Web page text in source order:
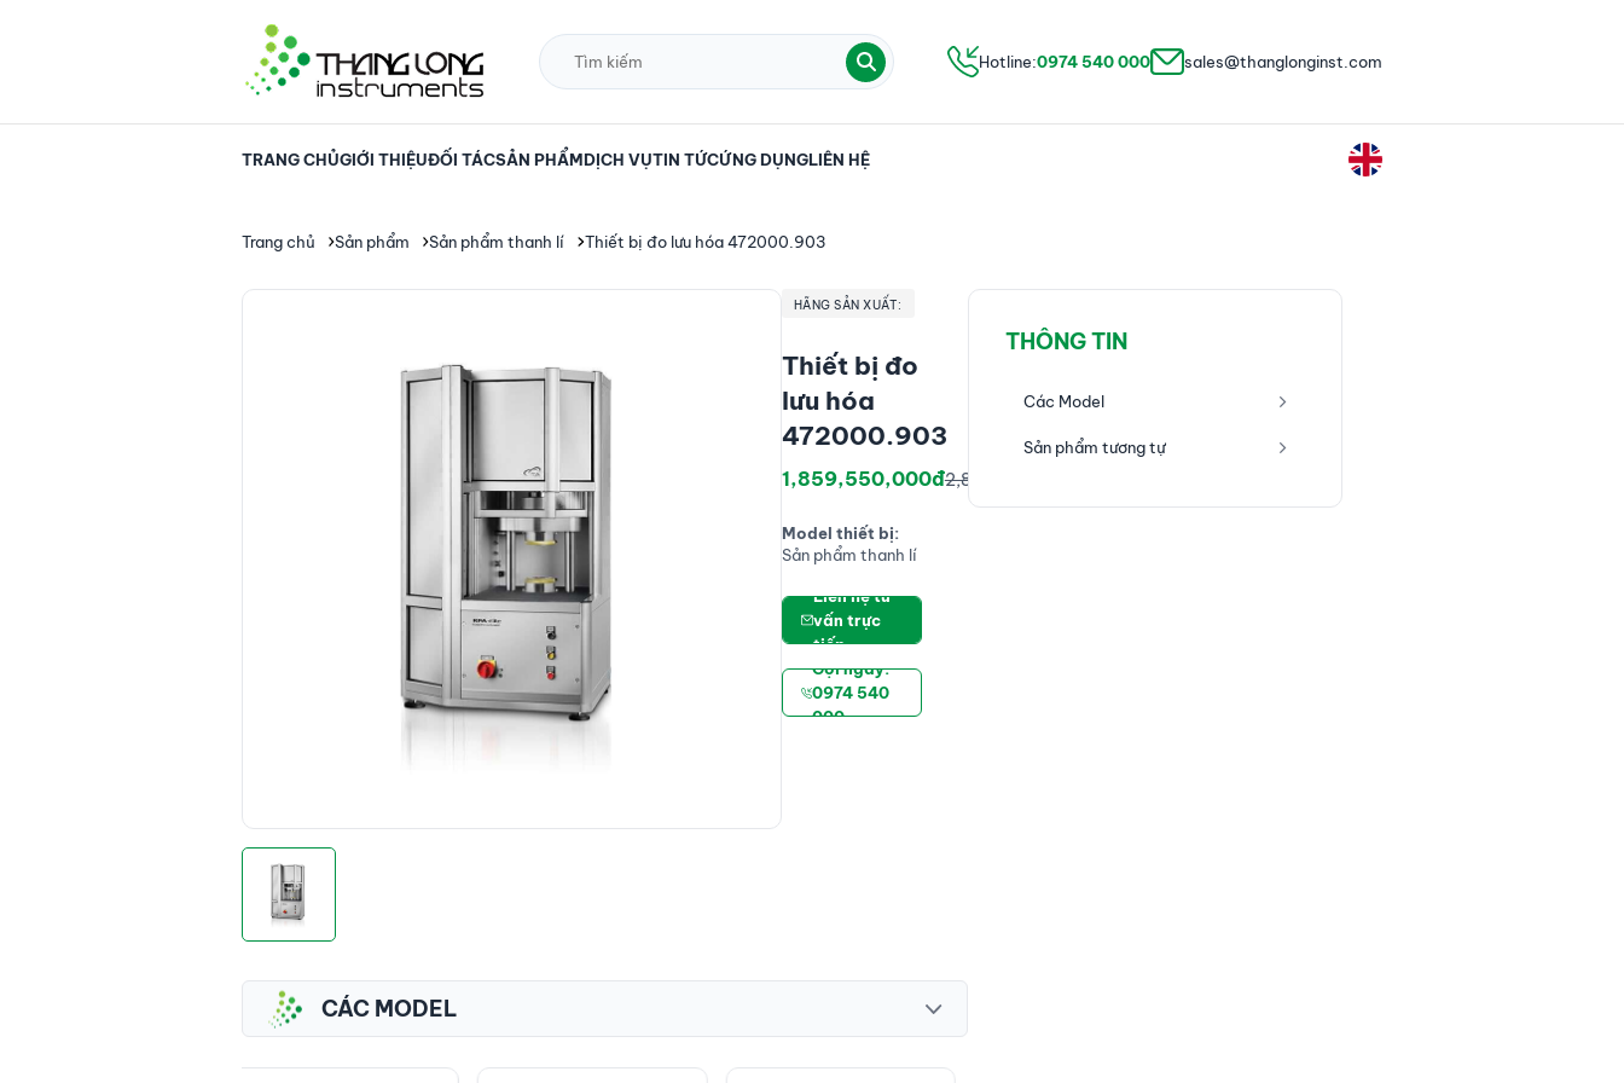
Hotline:0974 540 000 sales@thanglonginst.com
TRANG CHỦGIỚI THIỆUĐỐI TÁCSẢN PHẨMDỊCH VỤTIN TỨCỨNG DỤNGLIÊN HỆ
Trang chủ Sản phẩm Sản phẩm thanh lí Thiết bị đo lưu hóa 472000.903
HÃNG SẢN XUẤT:
Thiết bị đo
lưu hóa
472000.903
1,859,550,000đ2,800,500,000đ
Model thiết bị:
Sản phẩm thanh lí
Liên hệ tư
vấn trực
tiếp
Gọi ngay:
0974 540
000
CÁC MODEL
THÔNG TIN
Các Model
Sản phẩm tương tự